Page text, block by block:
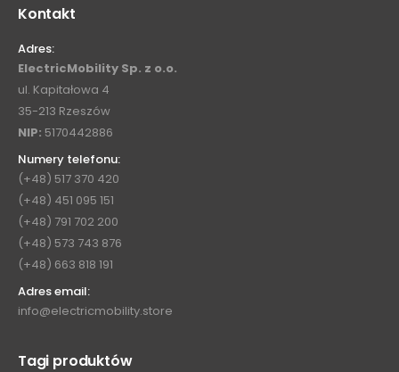
Kontakt
Adres:
ElectricMobility Sp. z o.o.
ul. Kapitałowa 4
35-213 Rzeszów
NIP: 5170442886
Numery telefonu:
(+48) 517 370 420
(+48) 451 095 151
(+48) 791 702 200
(+48) 573 743 876
(+48) 663 818 191
Adres email:
info@electricmobility.store
Tagi produktów